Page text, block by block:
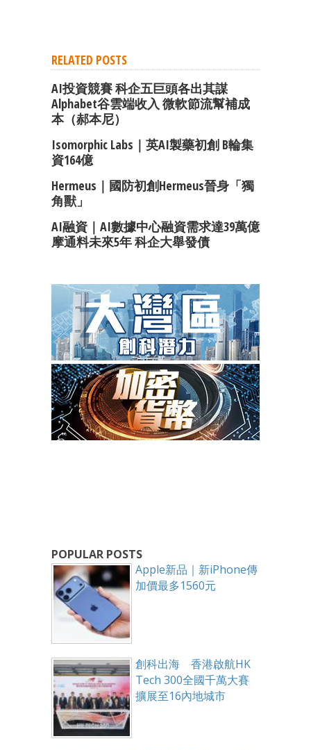
RELATED POSTS
AI投資競賽 科企五巨頭各出其謀
Alphabet谷雲端收入 微軟節流幫補成
本（郝本尼）
Isomorphic Labs｜英AI製藥初創 B輪集
資164億
Hermeus｜國防初創Hermeus晉身「獨
角獸」
AI融資｜AI數據中心融資需求達39萬億
摩通料未來5年 科企大舉發債
POPULAR POSTS
Apple新品｜新iPhone傳
加價最多1560元
創科出海 香港啟航HK
Tech 300全國千萬大賽
擴展至16內地城市